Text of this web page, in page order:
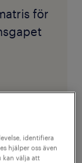
för
för
identifiera
hjälper oss även
kan välja att